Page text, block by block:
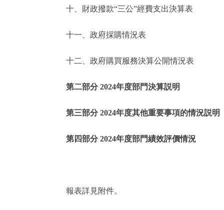
走進北京
北京概況
綠色北京
ENGLISH
十、財政撥款“三公”經費支出決算表
十一、政府採購情況表
十二、政府購買服務決算公開情況表
第二部分 2024年度部門決算説明
第三部分 2024年度其他重要事項的情況説明
第四部分 2024年度部門績效評價情況
報表詳見附件。